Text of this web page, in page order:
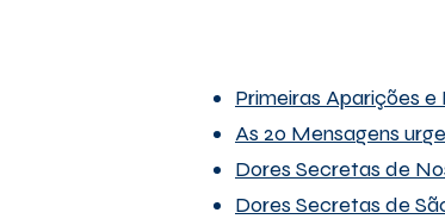
Primeiras Aparições e
As 20 Mensagens
Dores Secretas de
Dores Secretas de